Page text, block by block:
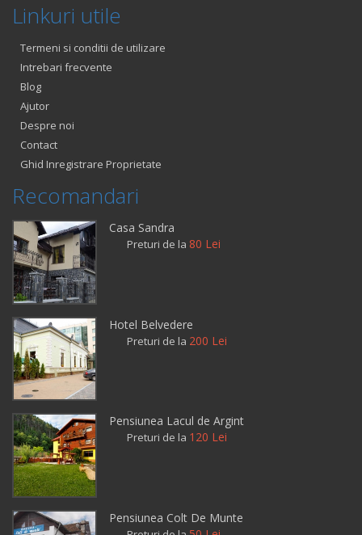
Linkuri utile
Termeni si conditii de utilizare
Intrebari frecvente
Blog
Ajutor
Despre noi
Contact
Ghid Inregistrare Proprietate
Recomandari
Casa Sandra
Preturi de la 80 Lei
Hotel Belvedere
Preturi de la 200 Lei
Pensiunea Lacul de Argint
Preturi de la 120 Lei
Pensiunea Colt De Munte